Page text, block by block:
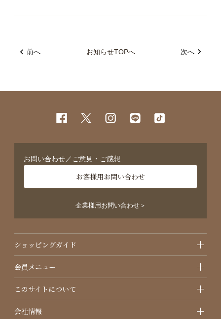
前へ お知らせTOPへ 次へ
お問い合わせ／ご意見・ご感想
お客様用お問い合わせ
企業様用お問い合わせ＞
ショッピングガイド
会員メニュー
このサイトについて
会社情報